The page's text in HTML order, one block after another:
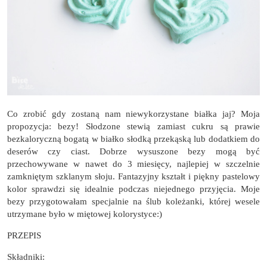
Co zrobić gdy zostaną nam niewykorzystane białka jaj? Moja
propozycja: bezy! Słodzone stewią zamiast cukru są prawie
bezkaloryczną bogatą w białko słodką przekąską lub dodatkiem do
deserów czy ciast. Dobrze wysuszone bezy mogą być
przechowywane w nawet do 3 miesięcy, najlepiej w szczelnie
zamkniętym szklanym słoju. Fantazyjny kształt i piękny pastelowy
kolor sprawdzi się idealnie podczas niejednego przyjęcia. Moje
bezy przygotowałam specjalnie na ślub koleżanki, której wesele
utrzymane było w miętowej kolorystyce:)
PRZEPIS
Składniki: